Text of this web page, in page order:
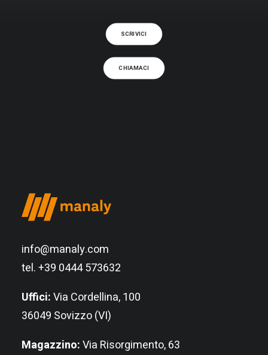
SCRIVICI
CHIAMACI
info@manaly.com
tel. +39 0444 573632
Uffici:Via Cordellina, 100
36049 Sovizzo (VI)
Magazzino:Via Risorgimento, 63